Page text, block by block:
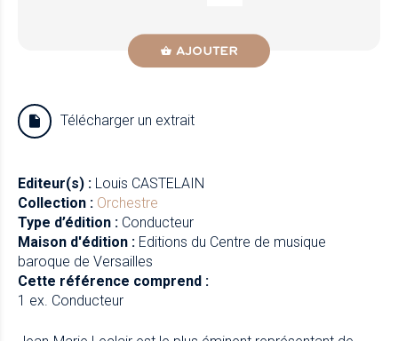
AJOUTER
Télécharger un extrait
Editeur(s) : Louis CASTELAIN
Collection : Orchestre
Type d’édition : Conducteur
Maison d'édition : Editions du Centre de musique
baroque de Versailles
Cette référence comprend :
1 ex. Conducteur